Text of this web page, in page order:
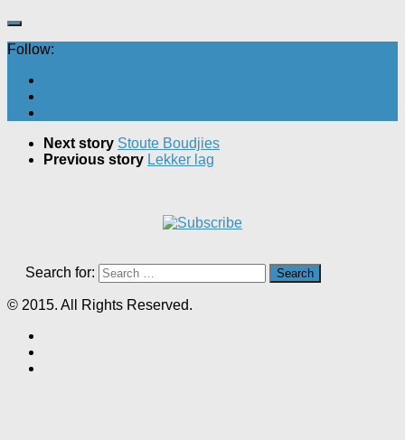
Follow:
Next story Stoute Boudjies
Previous story Lekker lag
Search for:
© 2015. All Rights Reserved.